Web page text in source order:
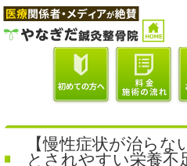
【慢性症状が治ら
とされやすい栄養不